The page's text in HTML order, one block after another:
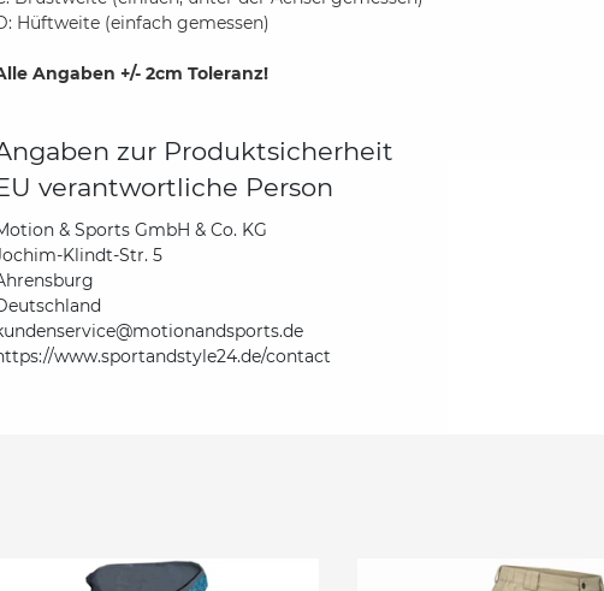
Hüftweite (einfach gemessen)
Angaben +/- 2cm Toleranz!
zur Produktsicherheit
verantwortliche Person
& Sports GmbH & Co. KG
Klindt-Str. 5
www.sportandstyle24.de/contact